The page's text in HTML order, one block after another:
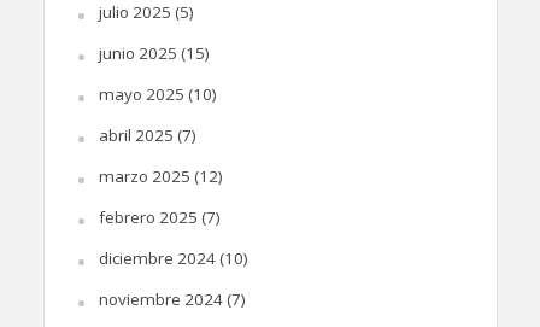
julio 2025 (5)
junio 2025 (15)
mayo 2025 (10)
abril 2025 (7)
marzo 2025 (12)
febrero 2025 (7)
diciembre 2024(10)
noviembre 2024(7)